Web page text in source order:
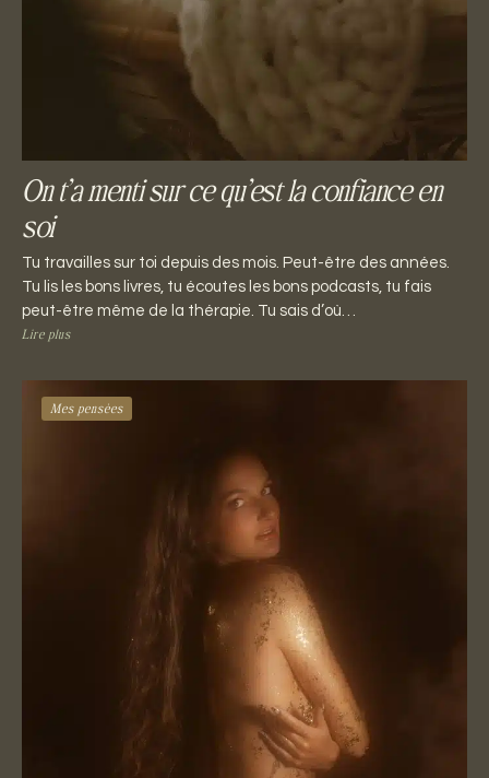
On t’a menti sur ce qu’est la confiance en
soi
Tu travailles sur toi depuis des mois. Peut-être des années.
Tu lis les bons livres, tu écoutes les bons podcasts, tu fais
peut-être même de la thérapie. Tu sais d’où…
Lire plus
Mes pensées